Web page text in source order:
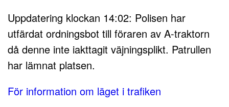
Uppdatering klockan 14:02: Polisen har
utfärdat ordningsbot till föraren av A-traktorn
då denne inte iakttagit väjningsplikt. Patrullen
har lämnat platsen.
För information om läget i trafiken